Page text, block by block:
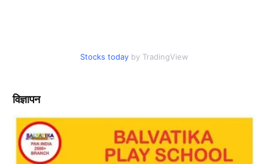
Stocks today by TradingView
विज्ञापन